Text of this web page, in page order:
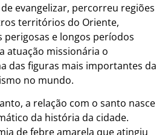
evangelizar, percorreu regiões
territórios do Oriente,
perigosas e longos períodos
atuação missionária o
das figuras mais importantes da
no mundo.
a relação com o santo nasce
da história da cidade.
de febre amarela que atingiu